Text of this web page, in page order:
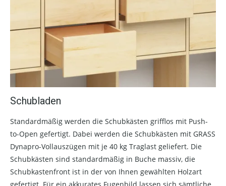
Schubladen
Standardmäßig werden die Schubkästen grifflos mit Push-
to-Open gefertigt. Dabei werden die Schubkästen mit GRASS
Dynapro-Vollauszügen mit je 40 kg Traglast geliefert. Die
Schubkästen sind standardmäßig in Buche massiv, die
Schubkastenfront ist in der von Ihnen gewählten Holzart
gefertigt. Für ein akkurates Fugenbild lassen sich sämtliche